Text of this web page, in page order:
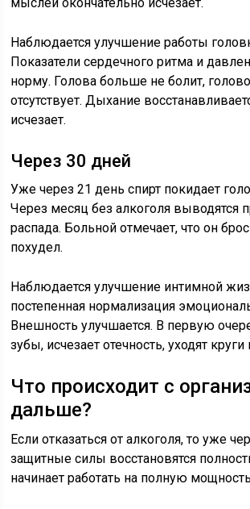
Наблюдается улучшение работы
Показатели сердечного ритма и
норму. Голова больше не болит,
отсутствует. Дыхание
исчезает.
Через 30 дней
Уже через 21 день спирт покидает
Через месяц без алкоголя выводятся
распада. Больной отмечает, что он
похудел.
Наблюдается улучшение интимной
постепенная нормализация
Внешность улучшается. В первую
зубы, исчезает отечность, уходят
Что происходит с
дальше?
Если отказаться от алкоголя, то уже
защитные силы восстановятся
начинает работать на полную